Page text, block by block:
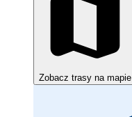
Zobacz trasy na mapie